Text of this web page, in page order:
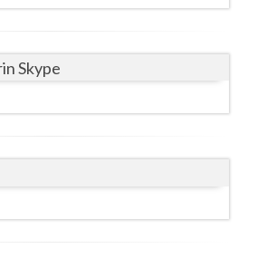
Galati
Giurgiu
Gorj
Hunedoara
Skype